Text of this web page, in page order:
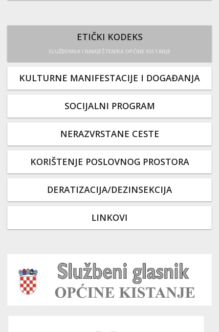
ETIČKI KODEKS
SLUŽBENIKA I NAMJEŠTENIKA OPĆINE KISTANJE
KULTURNE MANIFESTACIJE I DOGAĐANJA
SOCIJALNI PROGRAM
NERAZVRSTANE CESTE
KORIŠTENJE POSLOVNOG PROSTORA
DERATIZACIJA/DEZINSEKCIJA
LINKOVI